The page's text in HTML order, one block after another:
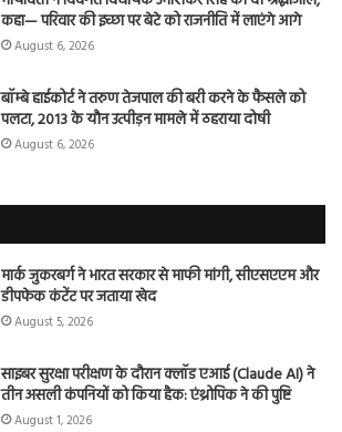
कहा— परिवार की इच्छा पर बेटे को राजनीति में लाएंगे आगे
August 6, 2026
बॉम्बे हाईकोर्ट ने तरुण तेजपाल की बरी करने के फैसले को
पलटा, 2013 के यौन उत्पीड़न मामले में ठहराया दोषी
August 6, 2026
मार्क जुकरबर्ग ने भारत सरकार से माफी मांगी, सीएसएएम और
डीपफेक कंटेंट पर जताया खेद
August 5, 2026
साइबर सुरक्षा परीक्षण के दौरान क्लॉड एआई (Claude AI) ने
तीन असली कंपनियों को किया हैक: एंथ्रोपिक ने की पुष्टि
August 1, 2026